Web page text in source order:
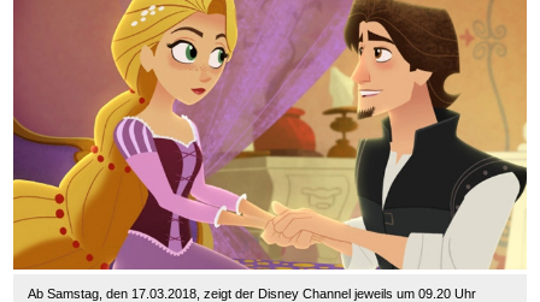
Ab Samstag, den 17.03.2018, zeigt der Disney Channel jeweils um 09.20 Uhr